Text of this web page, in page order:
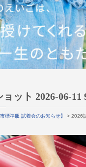
ット 2026-06-11
市標準服 試着会のお知らせ】 > 2026